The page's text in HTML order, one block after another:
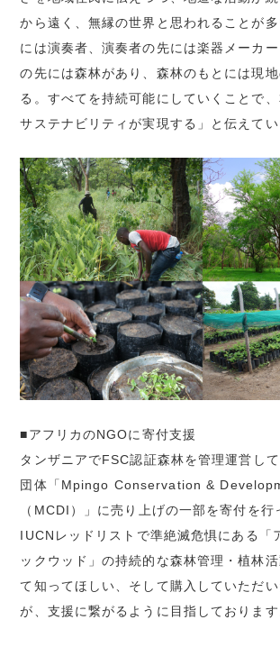
から遠く、無縁の世界と思われることが
には演奏者、演奏者の先には楽器メーカ
の先には森林があり、森林のもとには現
る。すべてを持続可能にしていくことで
サステナビリティが実現する」と伝えてい
■アフリカのNGOに寄付支援
タンザニアでFSC認証森林を管理運営し
団体「Mpingo Conservation &
（MCDI）」に売り上げの一部を寄付を行
IUCNレッドリストで準絶滅危惧にある「
ックウッド」の持続的な森林管理・植林
て知ってほしい、そして購入していただ
が、支援に繋がるように目指しております